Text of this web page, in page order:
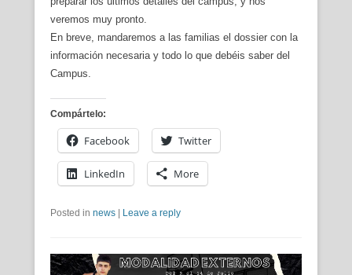
veremos muy pronto.
En breve, mandaremos a las familias el dossier con la
información necesaria y todo lo que debéis saber del
Campus.
Compártelo:
Facebook Twitter
LinkedIn More
Posted in news | Leave a reply